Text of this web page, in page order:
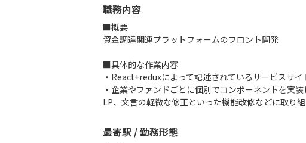
職務内容
■概要
資金調達関連プラットフォームのフロント開発
■具体的な作業内容
・React+reduxによって記述されているサービスサ
・企業やファンドごとに個別でコンポーネントを実
LP、文言の軽微な修正といった機能改修などに取り
最寄駅 / 勤務形態